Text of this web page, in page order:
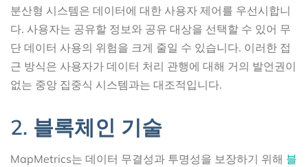
분산형 시스템은 데이터에 대한 사용자 제어를 우선시합니
다. 사용자는 공유할 정보와 공유 대상을 선택할 수 있어 무
단 데이터 사용의 위험을 크게 줄일 수 있습니다. 이러한 접
근 방식은 사용자가 데이터 처리 관행에 대해 거의 발언권이
없는 중앙 집중식 시스템과는 대조적입니다.
2. 블록체인 기술
MapMetrics는 데이터 무결성과 투명성을 보장하기 위해 블